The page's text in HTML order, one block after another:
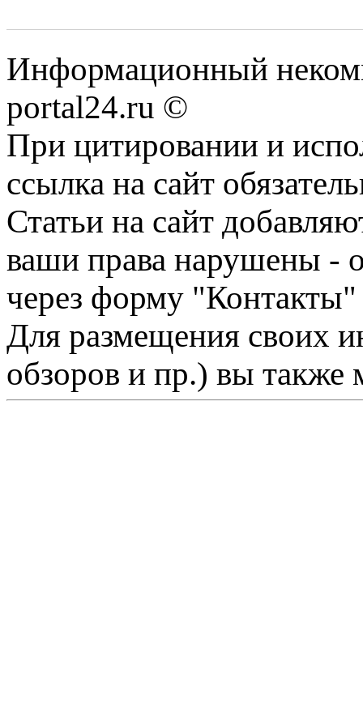
Информационный
portal24.ru ©
При цитировании и
ссылка на сайт
Статьи на сайт
ваши права нарушены -
через форму "Контакты"
Для размещения своих
обзоров и пр.) вы также